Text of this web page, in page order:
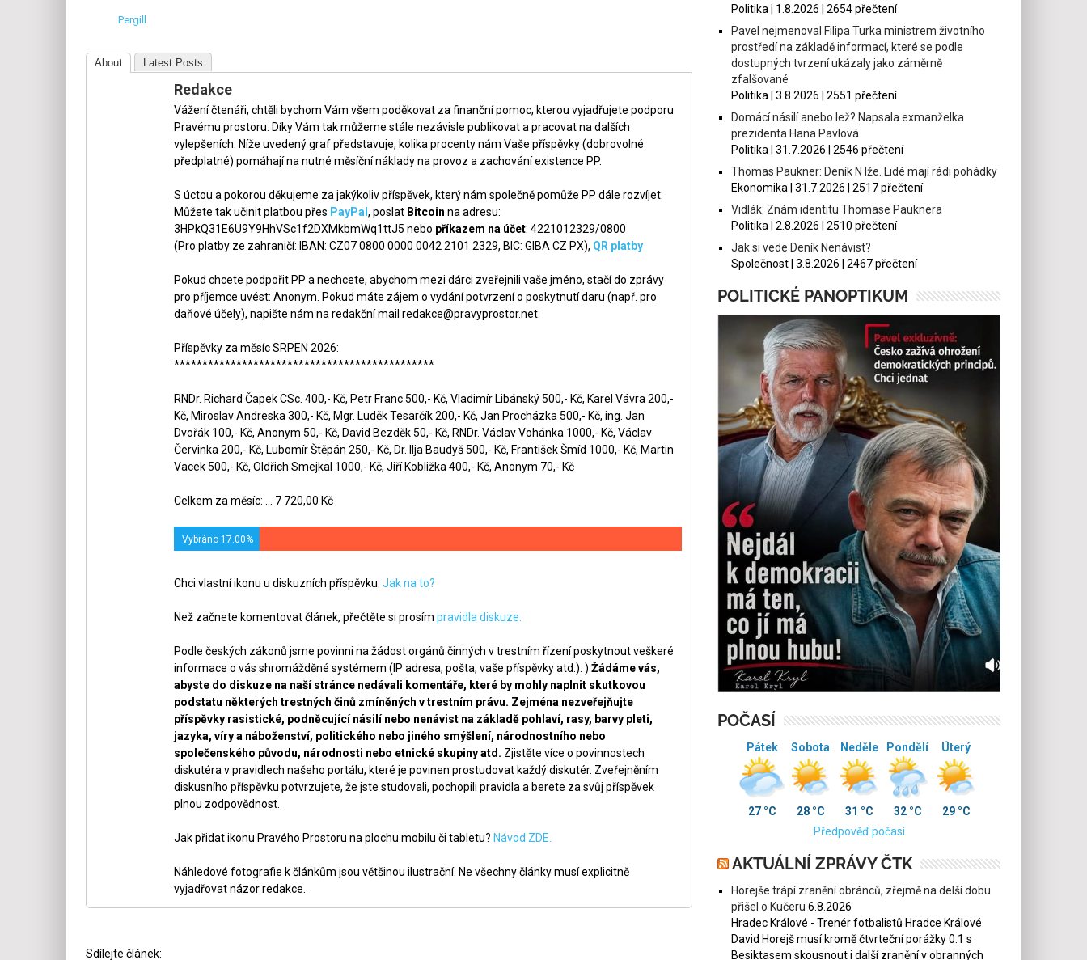
Pergill
About Latest Posts
Redakce
Vážení čtenáři, chtěli bychom Vám všem poděkovat za finanční pomoc, kterou vyjadřujete podporu
Pravému prostoru. Díky Vám tak můžeme stále nezávisle publikovat a pracovat na dalších
vylepšeních. Níže uvedený graf představuje, kolika procenty nám Vaše příspěvky (dobrovolné
předplatné) pomáhají na nutné měsíční náklady na provoz a zachování existence PP.
S úctou a pokorou děkujeme za jakýkoliv příspěvek, který nám společně pomůže PP dále rozvíjet.
Můžete tak učinit platbou přes PayPal , poslat Bitcoin na adresu:
3HPkQ31E6U9Y9HhVSc1f2DXMkbmWq1ttJ5 nebo příkazem na účet: 4221012329/0800
(Pro platby ze zahraničí: IBAN: CZ07 0800 0000 0042 2101 2329, BIC: GIBA CZ PX), QR platby
Pokud chcete podpořit PP a nechcete, abychom mezi dárci zveřejnili vaše jméno, stačí do zprávy
pro příjemce uvést: Anonym. Pokud máte zájem o vydání potvrzení o poskytnutí daru (např. pro
daňové účely), napište nám na redakční mail redakce@pravyprostor.net
Příspěvky za měsíc SRPEN 2026:
**********************************************
RNDr. Richard Čapek CSc. 400,- Kč, Petr Franc 500,- Kč, Vladimír Libánský 500,- Kč, Karel Vávra 200,-
Kč, Miroslav Andreska 300,- Kč, Mgr. Luděk Tesarčík 200,- Kč, Jan Procházka 500,- Kč, ing. Jan
Dvořák 100,- Kč, Anonym 50,- Kč, David Bezděk 50,- Kč, RNDr. Václav Vohánka 1000,- Kč, Václav
Červinka 200,- Kč, Lubomír Štěpán 250,- Kč, Dr. Ilja Baudyš 500,- Kč, František Šmíd 1000,- Kč, Martin
Vacek 500,- Kč, Oldřich Smejkal 1000,- Kč, Jiří Kobližka 400,- Kč, Anonym 70,- Kč
Celkem za měsíc: ... 7 720,00 Kč
Vybráno 17.00%
Chci vlastní ikonu u diskuzních příspěvku. Jak na to?
Než začnete komentovat článek, přečtěte si prosím pravidla diskuze.
Podle českých zákonů jsme povinni na žádost orgánů činných v trestním řízení poskytnout veškeré
informace o vás shromážděné systémem (IP adresa, pošta, vaše příspěvky atd.). ) Žádáme vás,
abyste do diskuze na naší stránce nedávali komentáře, které by mohly naplnit skutkovou
podstatu některých trestných činů zmíněných v trestním právu. Zejména nezveřejňujte
příspěvky rasistické, podněcující násilí nebo nenávist na základě pohlaví, rasy, barvy pleti,
jazyka, víry a náboženství, politického nebo jiného smýšlení, národnostního nebo
společenského původu, národnosti nebo etnické skupiny atd. Zjistěte více o povinnostech
diskutéra v pravidlech našeho portálu, které je povinen prostudovat každý diskutér. Zveřejněním
diskusního příspěvku potvrzujete, že jste studovali, pochopili pravidla a berete za svůj příspěvek
plnou zodpovědnost.
Jak přidat ikonu Pravého Prostoru na plochu mobilu či tabletu? Návod ZDE.
Náhledové fotografie k článkům jsou většinou ilustrační. Ne všechny články musí explicitně
vyjadřovat názor redakce.
Sdílejte článek:
Politika | 1.8.2026 | 2654 přečtení
Pavel nejmenoval Filipa Turka ministrem životního
prostředí na základě informací, které se podle
dostupných tvrzení ukázaly jako záměrně
zfalšované
Politika | 3.8.2026 | 2551 přečtení
Domácí násilí anebo lež? Napsala exmanželka
prezidenta Hana Pavlová
Politika | 31.7.2026 | 2546 přečtení
Thomas Paukner: Deník N lže. Lidé mají rádi pohádky
Ekonomika | 31.7.2026 | 2517 přečtení
Vidlák: Znám identitu Thomase Pauknera
Politika | 2.8.2026 | 2510 přečtení
Jak si vede Deník Nenávist?
Společnost | 3.8.2026 | 2467 přečtení
POLITICKÉ PANOPTIKUM
POČASÍ
Pátek
27 °C
Sobota
28 °C
Neděle
31 °C
Pondělí
32 °C
Úterý
29 °C
Předpověď počasí
AKTUÁLNÍ ZPRÁVY ČTK
Horejše trápí zranění obránců, zřejmě na delší dobu
přišel o Kučeru 6.8.2026
Hradec Králové - Trenér fotbalistů Hradce Králové
David Horejš musí kromě čtvrteční porážky 0:1 s
Besiktasem skousnout i další zranění v obranných